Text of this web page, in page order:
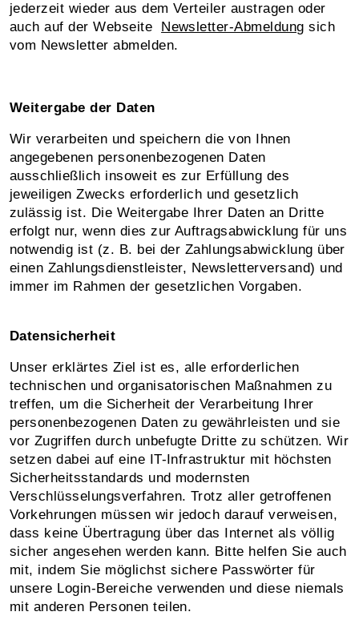
jederzeit wieder aus dem Verteiler austragen oder
auch auf der Webseite Newsletter-Abmeldung sich
vom Newsletter abmelden.
Weitergabe der Daten
Wir verarbeiten und speichern die von Ihnen
angegebenen personenbezogenen Daten
ausschließlich insoweit es zur Erfüllung des
jeweiligen Zwecks erforderlich und gesetzlich
zulässig ist. Die Weitergabe Ihrer Daten an Dritte
erfolgt nur, wenn dies zur Auftragsabwicklung für uns
notwendig ist (z. B. bei der Zahlungsabwicklung über
einen Zahlungsdienstleister, Newsletterversand) und
immer im Rahmen der gesetzlichen Vorgaben.
Datensicherheit
Unser erklärtes Ziel ist es, alle erforderlichen
technischen und organisatorischen Maßnahmen zu
treffen, um die Sicherheit der Verarbeitung Ihrer
personenbezogenen Daten zu gewährleisten und sie
vor Zugriffen durch unbefugte Dritte zu schützen. Wir
setzen dabei auf eine IT-Infrastruktur mit höchsten
Sicherheitsstandards und modernsten
Verschlüsselungsverfahren. Trotz aller getroffenen
Vorkehrungen müssen wir jedoch darauf verweisen,
dass keine Übertragung über das Internet als völlig
sicher angesehen werden kann. Bitte helfen Sie auch
mit, indem Sie möglichst sichere Passwörter für
unsere Login-Bereiche verwenden und diese niemals
mit anderen Personen teilen.